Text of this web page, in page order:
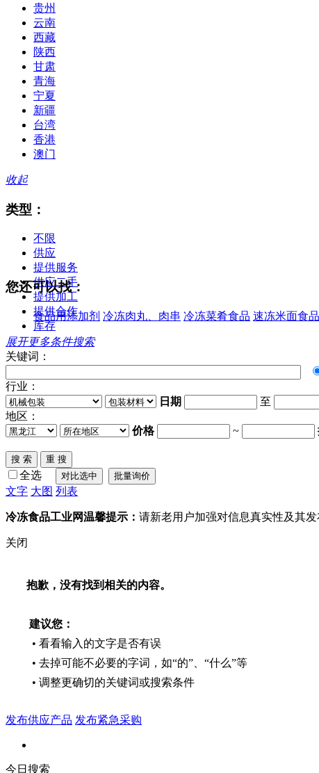
贵州
云南
西藏
陕西
甘肃
青海
宁夏
新疆
台湾
香港
澳门
收起
类型：
不限
供应
提供服务
供应二手
提供加工
提供合作
库存
您还可以找：
食品用添加剂 冷冻肉丸、肉串 冷冻菜肴食品 速冻米面食品
展开更多条件搜索
关键词：
行业：
日期
至
地区：
价格
~
全选
文字 大图 列表
冷冻食品工业网温馨提示： 请新老用户加强对信息真实性及其
关闭
抱歉，没有找到相关的内容。
建议您：
• 看看输入的文字是否有误
• 去掉可能不必要的字词，如“的”、“什么”等
• 调整更确切的关键词或搜索条件
发布供应产品 发布紧急采购
今日搜索